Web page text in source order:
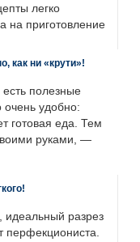
легко
на приготовление
как ни «крути»!
полезные
удобно:
готовая еда. Тем
руками, —
идеальный разрез
перфекциониста.